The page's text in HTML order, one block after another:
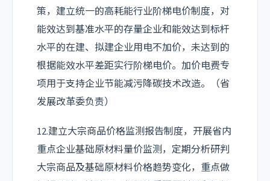
策，建立统一的高耗能行业阶梯电价制度，对
能效达到基准水平的存量企业和能效达到标杆
水平的在建、拟建企业用电不加价，未达到的
根据能效水平差距实行阶梯电价。加价电费专
项用于支持企业节能减污降碳技术改造。（省
发展改革委负责）
12.建立大宗商品价格监测报告制度，开展省内
重点企业基础原材料量价监测，定期分析研判
大宗商品及基础原材料价格趋势变化，重点做